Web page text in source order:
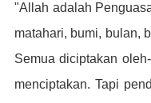
"Allah adalah
matahari, bumi, bulan,
Semua diciptakan
menciptakan. Tapi